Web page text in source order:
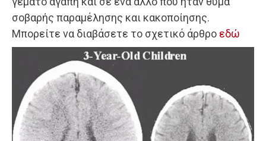
σοβαρής παραμέλησης και κακοποίησης.
Μπορείτε να διαβάσετε το σχετικό άρθρο εδώ